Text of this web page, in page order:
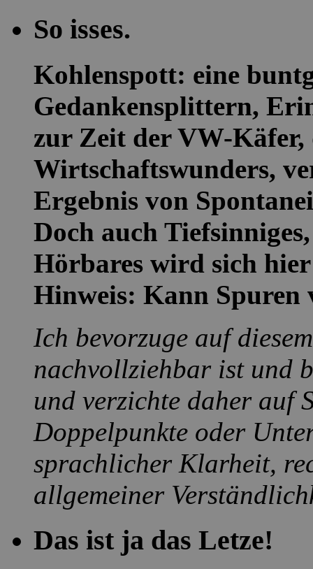
So isses.
Kohlenspott: eine
Gedankensplittern,
zur Zeit der VW-Käfer,
Wirtschaftswunders,
Ergebnis von
Doch auch
Hörbares wird sich
Hinweis: Kann Spuren
Ich bevorzuge auf
nachvollziehbar ist und
und verzichte daher auf
Doppelpunkte oder
sprachlicher Klarheit,
allgemeiner
Das ist ja das Letze!